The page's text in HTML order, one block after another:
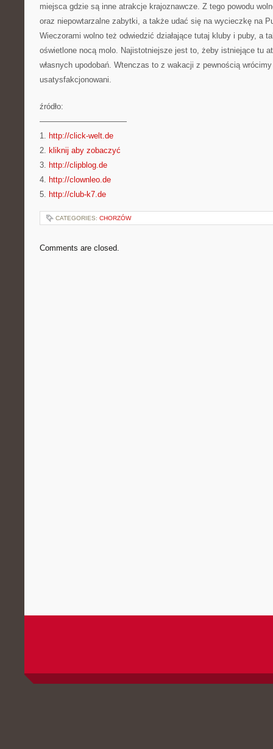
miejsca gdzie są inne atrakcje krajoznawcze. Z tego powodu
oraz niepowtarzalne zabytki, a także udać się na wycieczkę na
Wieczorami wolno też odwiedzić działające tutaj kluby i puby, a
oświetlone nocą molo. Najistotniejsze jest to, żeby istniejące tu
własnych upodobań. Wtenczas to z wakacji z pewnością
usatysfakcjonowani.
źródło:
———————————
1. http://click-welt.de
2. kliknij aby zobaczyć
3. http://clipblog.de
4. http://clownleo.de
5. http://club-k7.de
CATEGORIES: CHORZÓW
Comments are closed.